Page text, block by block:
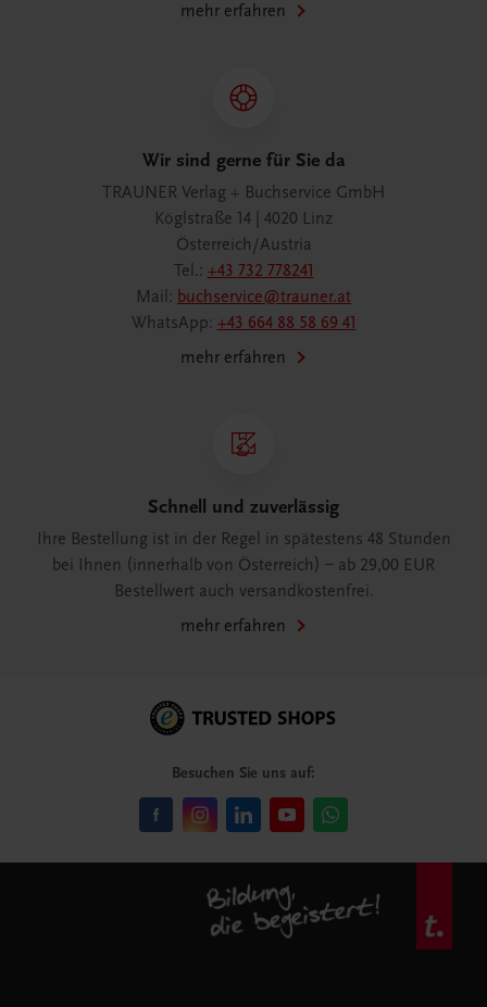
mehr erfahren
Wir sind gerne für Sie da
TRAUNER Verlag + Buchservice GmbH
Köglstraße 14 | 4020 Linz
Österreich/Austria
Tel.: +43 732 778241
Mail: buchservice@trauner.at
WhatsApp: +43 664 88 58 69 41
mehr erfahren
Schnell und zuverlässig
Ihre Bestellung ist in der Regel in spätestens 48 Stunden
bei Ihnen (innerhalb von Österreich) – ab 29,00 EUR
Bestellwert auch versandkostenfrei.
mehr erfahren
Besuchen Sie uns auf: